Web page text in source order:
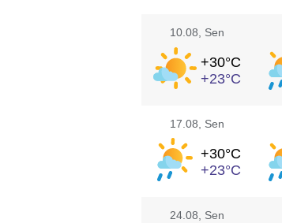
10.08 , Sen
+30°C
+23°C
17.08 , Sen
+30°C
+23°C
24.08 , Sen